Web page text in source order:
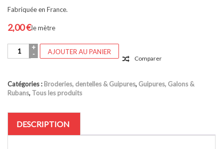
Fabriquée en France.
2,00€le mètre
quantité
de
Azur
AJOUTER AU PANIER
Comparer
Catégories : Broderies, dentelles & Guipures, Guipures, Galons &
Rubans, Tous les produits
DESCRIPTION